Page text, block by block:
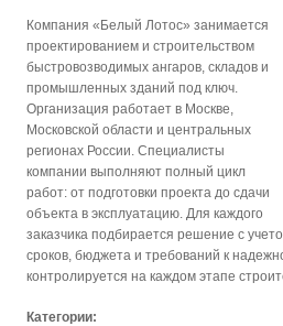
Компания «Белый Лотос» занимается
проектированием и строительством
быстровозводимых ангаров, складов и
промышленных зданий под ключ.
Организация работает в Москве,
Московской области и центральных
регионах России. Специалисты
компании выполняют полный цикл
работ: от подготовки проекта до сдачи
объекта в эксплуатацию. Для каждого
заказчика подбирается решение с
сроков, бюджета и требований к
контролируется на каждом этапе
Категории: